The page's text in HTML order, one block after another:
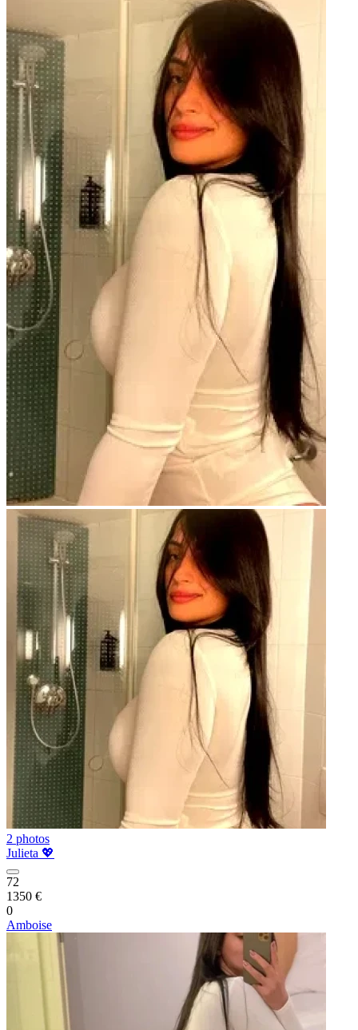
2 photos
Julieta 💖
72
1350 €
0
Amboise